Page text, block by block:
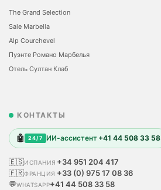
The Grand Selection
Sale Marbella
Alp Courchevel
Пуэнте Романо Марбелья
Отель Султан Клаб
КОНТАКТЫ
🤖 24/7 ИИ-ассистент +41 44 508 33 58
🇪🇸ИСПАНИЯ +34 951 204 417
🇫🇷ФРАНЦИЯ +33 (0) 975 17 08 36
💬WHATSAPP+41 44 508 33 58